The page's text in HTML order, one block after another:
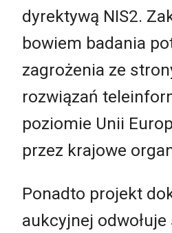
dyrektywą NIS2.
bowiem badania
zagrożenia ze
rozwiązań
poziomie Unii
przez krajowe
Ponadto projekt
aukcyjnej